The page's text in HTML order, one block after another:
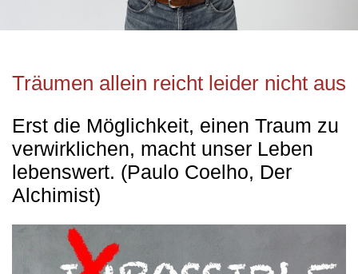
Träumen allein reicht leider nicht aus
Erst die Möglichkeit, einen Traum zu
verwirklichen, macht unser Leben
lebenswert. (Paulo Coelho, Der
Alchimist)